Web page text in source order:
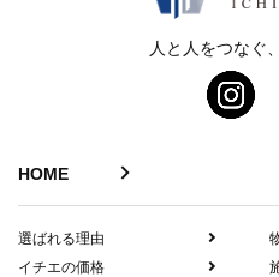
人と人をつなぐ
HOME
選ばれる理由
イチエの価格